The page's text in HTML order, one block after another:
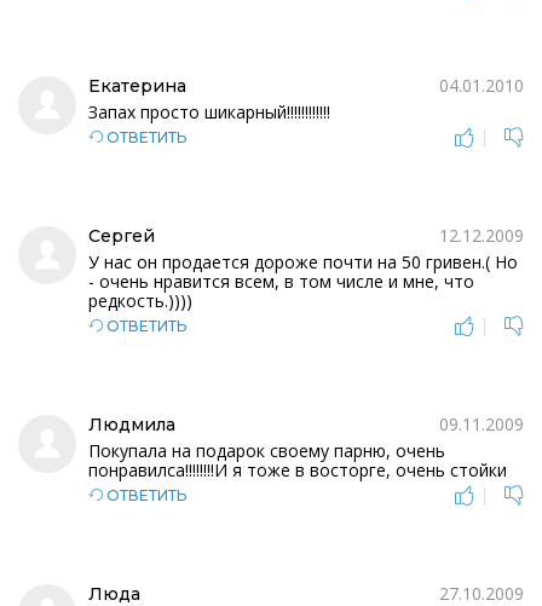
Екатерина
04.01.2010
Запах просто шикарный!!!!!!!!!!!!
ОТВЕТИТЬ |
Сергей
12.12.2009
У нас он продается дороже почти на 50 гривен.( Но
- очень нравится всем, в том числе и мне, что
редкость.))))
ОТВЕТИТЬ |
Людмила
09.11.2009
Покупала на подарок своему парню, очень
понравилса!!!!!!!!И я тоже в восторге, очень стойки
ОТВЕТИТЬ |
Люда
27.10.2009